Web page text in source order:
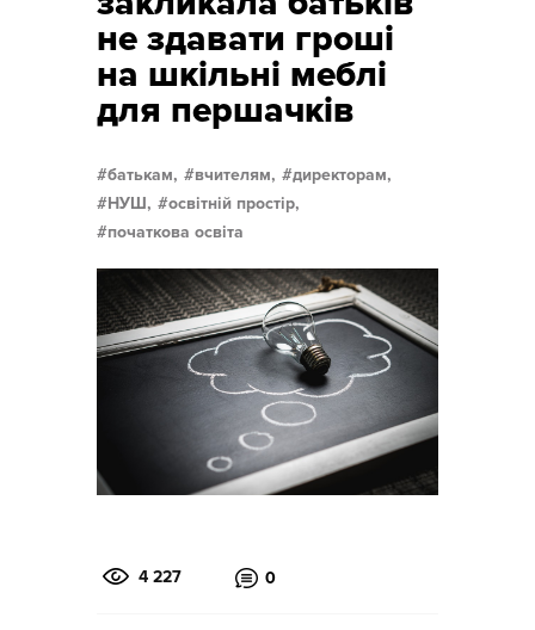
не здавати гроші
на шкільні меблі
для першачків
батькам, вчителям,
директорам,
НУШ,
освітній простір,
початкова освіта
4 227 0